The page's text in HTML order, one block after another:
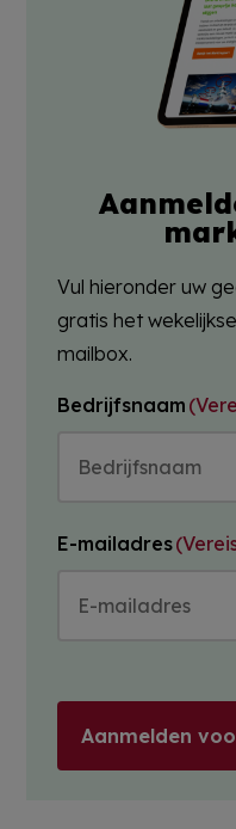
Vul hieronder uw
gratis het
mailbox.
Bedrijfsnaam
E-mailadres
Aanmelden